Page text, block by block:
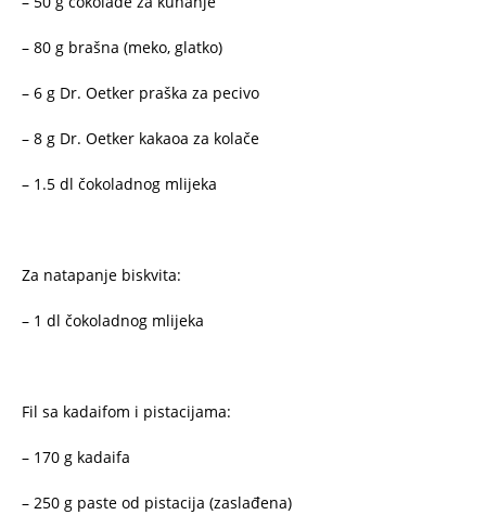
– 80 g brašna (meko, glatko)
– 6 g Dr. Oetker praška za pecivo
– 8 g Dr. Oetker kakaoa za kolače
– 1.5 dl čokoladnog mlijeka
Za natapanje biskvita:
– 1 dl čokoladnog mlijeka
Fil sa kadaifom i pistacijama:
– 170 g kadaifa
– 250 g paste od pistacija (zaslađena)